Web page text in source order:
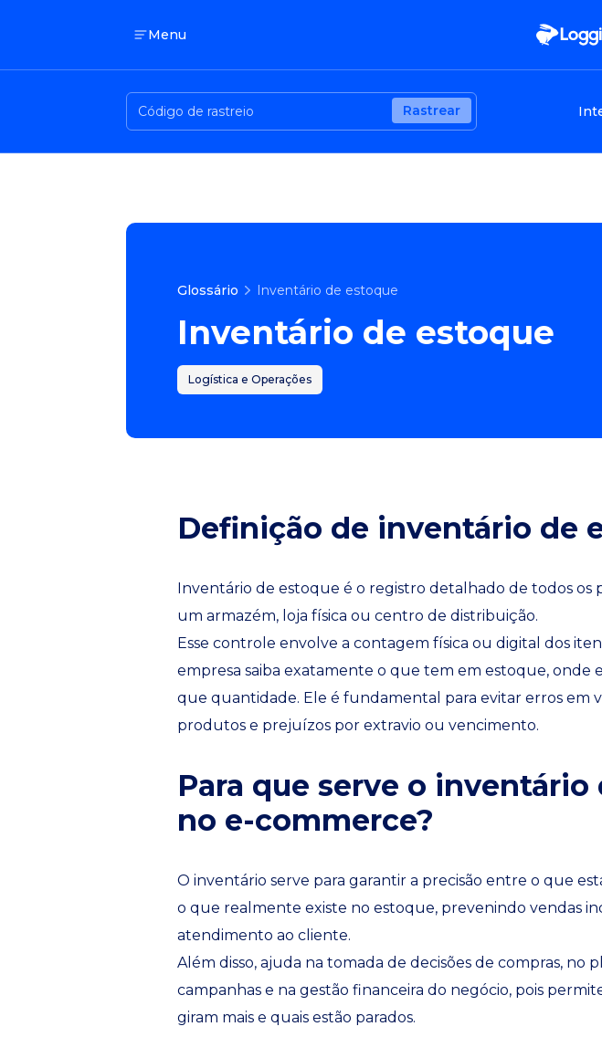
Menu
Rastrear
Glossário Inventário de estoque
Inventário de estoque
Logística e Operações
Definição de inventário de
Inventário de estoque é o registro detalhado de todos os
um armazém, loja física ou centro de distribuição.
Esse controle envolve a contagem física ou digital dos
empresa saiba exatamente o que tem em estoque, onde
que quantidade. Ele é fundamental para evitar erros em
produtos e prejuízos por extravio ou vencimento.
Para que serve o inventário
no e-commerce?
O inventário serve para garantir a precisão entre o que
o que realmente existe no estoque, prevenindo vendas
atendimento ao cliente.
Além disso, ajuda na tomada de decisões de compras, no
campanhas e na gestão financeira do negócio, pois
giram mais e quais estão parados.